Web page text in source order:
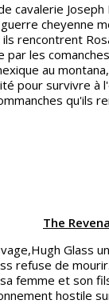
cavalerie
cheyenne
rencontrent
par les
au
pour survivre à
qu'ils
The
Glass
refuse de
femme et son
hostile